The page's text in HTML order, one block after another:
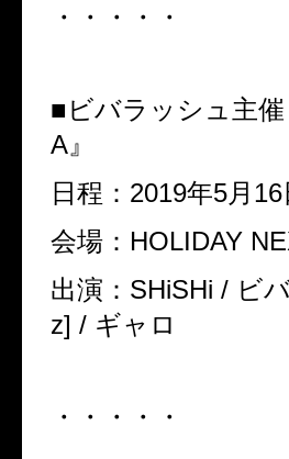
・・・・・
■ビバラッシュ主
A』
日程：2019年5月
会場：HOLIDAY
出演：SHiSHi / ビ
z] / ギャロ
・・・・・